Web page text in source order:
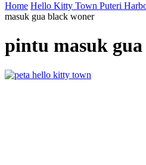
Home Hello Kitty Town Puteri
masuk gua black woner
pintu masuk